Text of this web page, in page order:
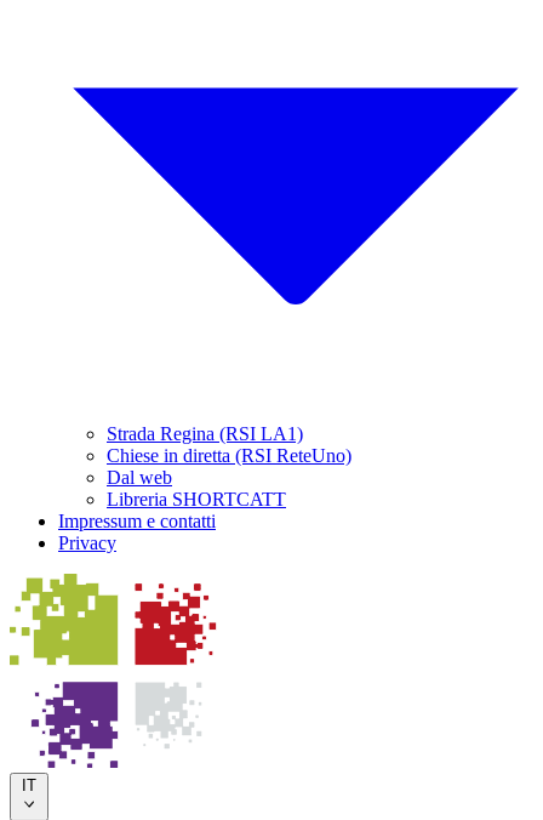
Strada Regina (RSI LA1)
Chiese in diretta (RSI ReteUno)
Dal web
Libreria SHORTCATT
Impressum e contatti
Privacy
IT